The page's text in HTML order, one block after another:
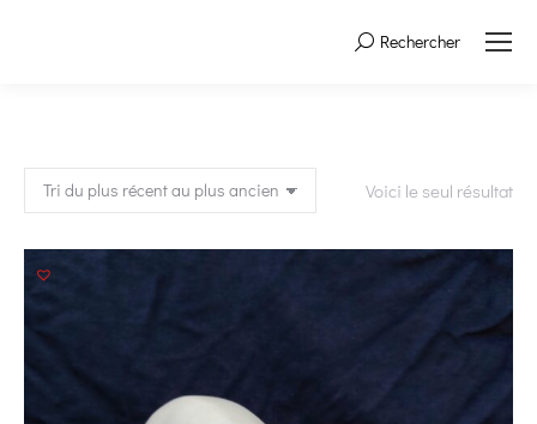
Search:Rechercher
Voici le seul résultat